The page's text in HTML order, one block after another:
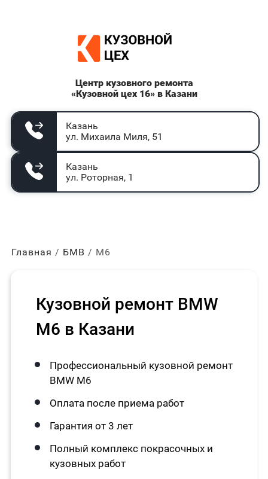
Центр кузовного ремонта
«Кузовной цех 16» в Казани
Казань
ул. Михаила Миля, 51
Казань
ул. Роторная, 1
Главная БМВ М6
Кузовной ремонт BMW
M6 в Казани
Профессиональный кузовной ремонт
BMW M6
Оплата после приема работ
Гарантия от 3 лет
Полный комплекс покрасочных и
кузовных работ